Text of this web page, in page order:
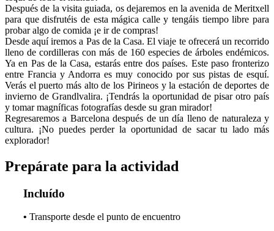
Después de la visita guiada, os dejaremos en la avenida de Meritxell
para que disfrutéis de esta mágica calle y tengáis tiempo libre para
probar algo de comida ¡e ir de compras!
Desde aquí iremos a Pas de la Casa. El viaje te ofrecerá un recorrido
lleno de cordilleras con más de 160 especies de árboles endémicos.
Ya en Pas de la Casa, estarás entre dos países. Este paso fronterizo
entre Francia y Andorra es muy conocido por sus pistas de esquí.
Verás el puerto más alto de los Pirineos y la estación de deportes de
invierno de Grandlvalira. ¡Tendrás la oportunidad de pisar otro país
y tomar magníficas fotografías desde su gran mirador!
Regresaremos a Barcelona después de un día lleno de naturaleza y
cultura. ¡No puedes perder la oportunidad de sacar tu lado más
explorador!
Prepárate para la actividad
Incluído
• Transporte desde el punto de encuentro